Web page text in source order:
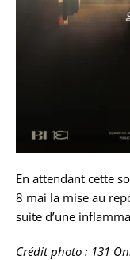
En attendant cette
8 mai la mise au
suite d’une
Crédit photo : 131